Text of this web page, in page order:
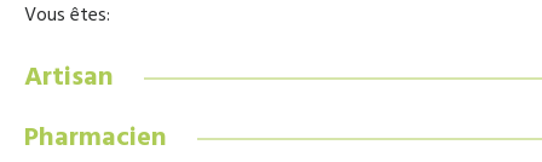
Vous êtes:
Artisan
Pharmacien